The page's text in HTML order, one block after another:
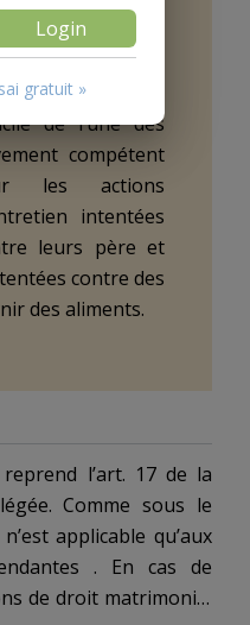
dette
de l’une des
compétent
les actions
intentées
leurs père et
contre des
des aliments.
l’art. 17 de la
sous le
applicable qu’aux
. En cas de
de droit matrimonial
Login
gratuit »